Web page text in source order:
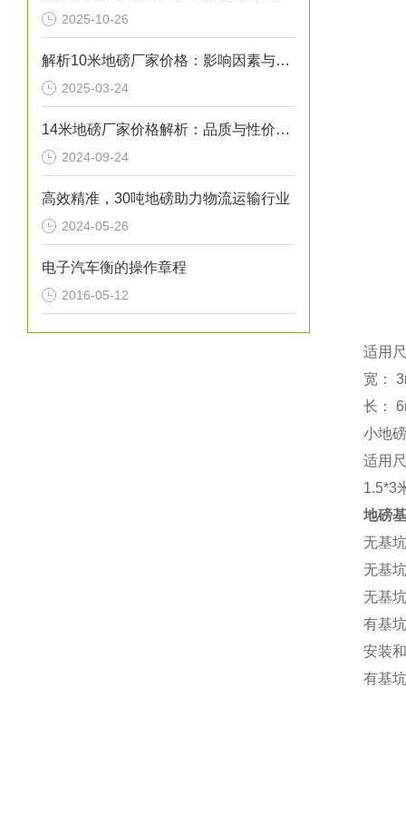
2025-10-26
解析10米地磅厂家价格：影响因素与市场行情
2025-03-24
14米地磅厂家价格解析：品质与性价比的考量
2024-09-24
高效精准，30吨地磅助力物流运输行业
2024-05-26
电子汽车衡的操作章程
2016-05-12
适用
宽：
长：
小地
适用
1.5*3
地磅
无基
无基
无基
有基
安装
有基